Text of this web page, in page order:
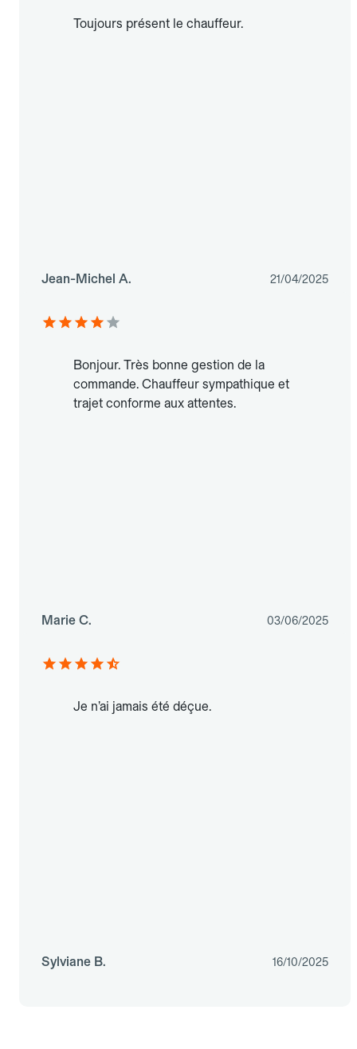
Toujours présent le chauffeur.
Jean-Michel A. 21/04/2025
Bonjour. Très bonne gestion de la
commande. Chauffeur sympathique et
trajet conforme aux attentes.
Marie C. 03/06/2025
Je n’ai jamais été déçue.
Sylviane B. 16/10/2025